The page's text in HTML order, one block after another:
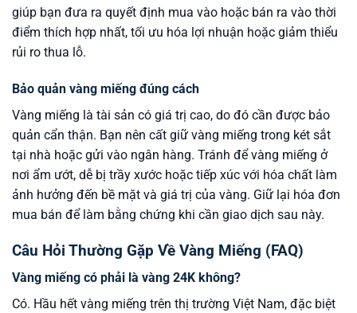
giúp bạn đưa ra quyết định mua vào hoặc bán ra vào thời
điểm thích hợp nhất, tối ưu hóa lợi nhuận hoặc giảm thiểu
rủi ro thua lỗ.
Bảo quản vàng miếng đúng cách
Vàng miếng là tài sản có giá trị cao, do đó cần được bảo
quản cẩn thận. Bạn nên cất giữ vàng miếng trong két sắt
tại nhà hoặc gửi vào ngân hàng. Tránh để vàng miếng ở
nơi ẩm ướt, dễ bị trầy xước hoặc tiếp xúc với hóa chất làm
ảnh hưởng đến bề mặt và giá trị của vàng. Giữ lại hóa đơn
mua bán để làm bằng chứng khi cần giao dịch sau này.
Câu Hỏi Thường Gặp Về Vàng Miếng (FAQ)
Vàng miếng có phải là vàng 24K không?
Có. Hầu hết vàng miếng trên thị trường Việt Nam, đặc biệt